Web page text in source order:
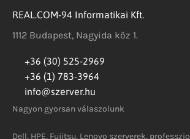
REAL.COM-94 Informatikai Kft.
1112 Budapest, Nagyida köz 1.
+36 (30) 525-2969
+36 (1) 783-3964
info@szerver.hu
Nagyon gyorsan válaszolunk
Dell, HPE, Fujitsu, Lenovo szerverek,